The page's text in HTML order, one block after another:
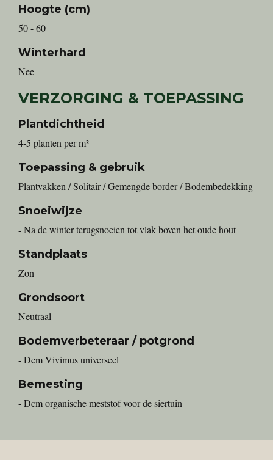
Hoogte (cm)
50 - 60
Winterhard
Nee
VERZORGING & TOEPASSING
Plantdichtheid
4-5 planten per m²
Toepassing & gebruik
Plantvakken / Solitair / Gemengde border / Bodembedekking
Snoeiwijze
- Na de winter terugsnoeien tot vlak boven het oude hout
Standplaats
Zon
Grondsoort
Neutraal
Bodemverbeteraar / potgrond
- Dcm Vivimus universeel
Bemesting
- Dcm organische meststof voor de siertuin